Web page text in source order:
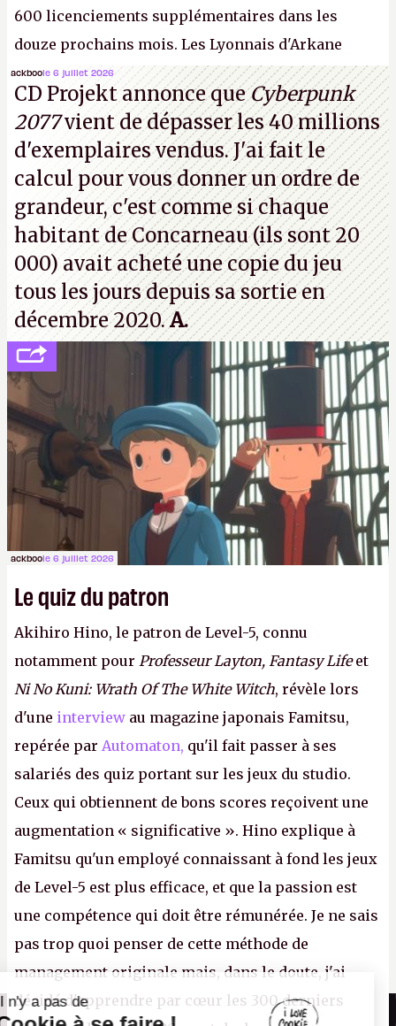
600 licenciements supplémentaires dans les
douze prochains mois. Les Lyonnais d'Arkane
(Dishonored, Deathloop) pourraient faire partie des
prochaines victimes, puisque Microsoft a confirmé
vouloir se séparer du studio.A.
ackboole 6 juillet 2026
CD Projekt annonce queCyberpunk
2077vient de dépasser les 40 millions
d'exemplaires vendus. J'ai fait le
calcul pour vous donner un ordre de
grandeur, c'est comme si chaque
habitant de Concarneau (ils sont 20
000) avait acheté une copie du jeu
tous les jours depuis sa sortie en
décembre 2020.A.
ackboole 6 juillet 2026
Le quiz du patron
Akihiro Hino, le patron de Level-5, connu
notamment pour Professeur Layton, Fantasy Lifeet
Ni No Kuni: Wrath Of The White Witch, révèle lors
d'une interview au magazine japonais Famitsu,
repérée par Automaton, qu'il fait passer à ses
salariés des quiz portant sur les jeux du studio.
Ceux qui obtiennent de bons scores reçoivent une
augmentation « significative ». Hino explique à
Famitsu qu'un employé connaissant à fond les jeux
de Level-5 est plus efficace, et que la passion est
une compétence qui doit être rémunérée. Je ne sais
pas trop quoi penser de cette méthode de
management originale mais, dans le doute, j'ai
décidé d'apprendre par cœur les 300 derniers
Canard PC
Il n'y a pas de